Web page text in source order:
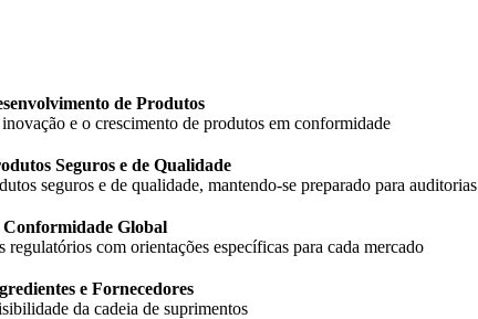
de Produtos
e o crescimento de produtos em conformidade
Seguros e de Qualidade
seguros e de qualidade, mantendo-se preparado para auditorias
Global
regulatórios com orientações específicas para cada mercado
e Fornecedores
da cadeia de suprimentos